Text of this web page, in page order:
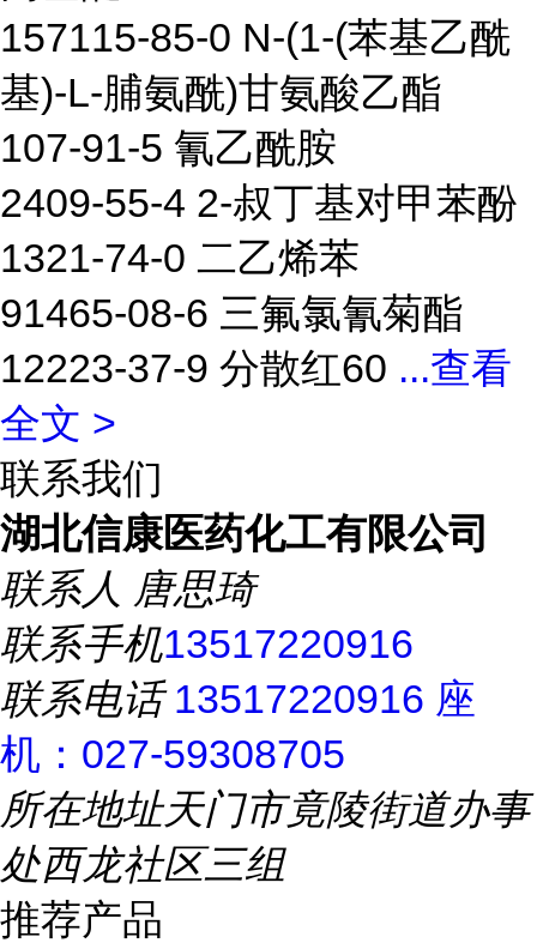
157115-85-0 N-(1-(苯基乙酰
基)-L-脯氨酰)甘氨酸乙酯
107-91-5 氰乙酰胺
2409-55-4 2-叔丁基对甲苯酚
1321-74-0 二乙烯苯
91465-08-6 三氟氯氰菊酯
12223-37-9 分散红60 ...查看
全文 >
联系我们
湖北信康医药化工有限公司
联系人 唐思琦
联系手机13517220916
联系电话13517220916 座
机：027-59308705
所在地址天门市竟陵街道办事
处西龙社区三组
推荐产品